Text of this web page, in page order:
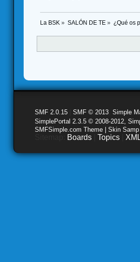
La BSK » SALÓN DE TE» ¿Qué os
SMF 2.0.15 SMF © 2013 Simple
SimplePortal 2.3.5 © 2008-2012,
SMFSimple.com Theme | Skin Samp
Boards Topics